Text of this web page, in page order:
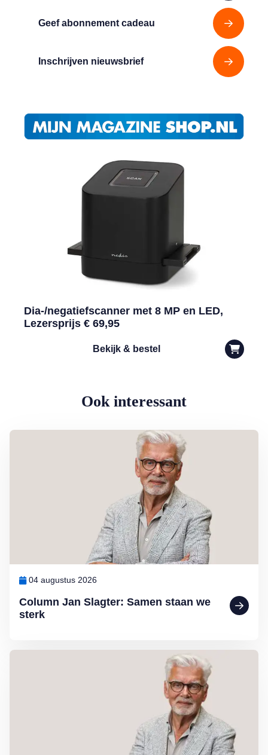
Geef abonnement cadeau
Inschrijven nieuwsbrief
Dia-/negatiefscanner met 8 MP en LED,
Lezersprijs € 69,95
Bekijk & bestel
Ook interessant
Column Jan Slagter: Samen staan we
sterk
04 augustus 2026
Lees meer over Column Jan Slagter: Samen staan we sterk
Lees meer over Column Jan Slagter: Vakantie